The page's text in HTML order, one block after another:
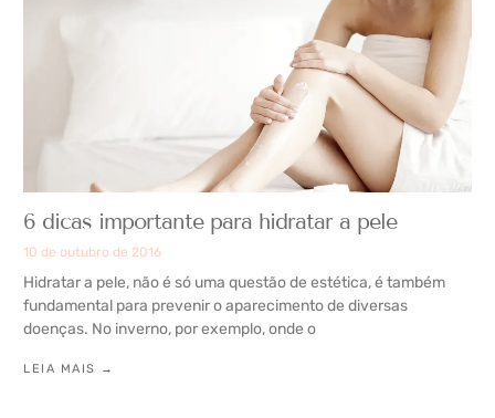
6 dicas importante para hidratar a pele
10 de outubro de 2016
Hidratar a pele, não é só uma questão de estética, é também
fundamental para prevenir o aparecimento de diversas
doenças. No inverno, por exemplo, onde o
LEIA MAIS →